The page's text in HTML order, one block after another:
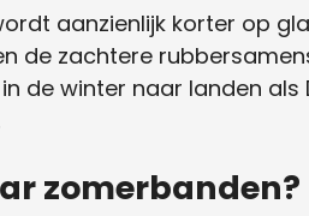
aanzienlijk korter op
de zachtere
de winter naar landen
zomerbanden?